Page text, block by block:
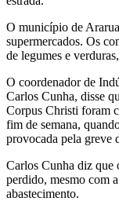
O município de
supermercados. Os
de legumes e
O coordenador de
Carlos Cunha, disse
Corpus Christi foram
fim de semana,
provocada pela greve
Carlos Cunha diz que
perdido, mesmo com
abastecimento.